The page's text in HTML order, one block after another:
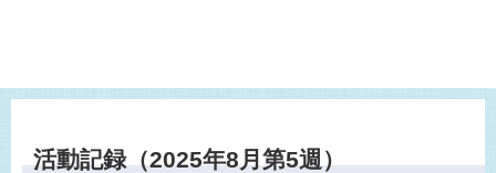
活動記録（2025年8月第5週）